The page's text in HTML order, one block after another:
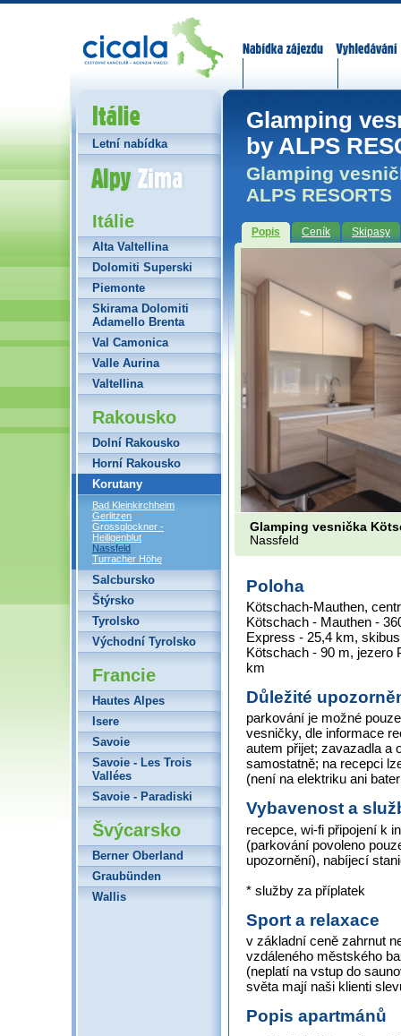
Glamping
by ALPS
Glamping
ALPS RESORTS
Popis Ceník Skipasy
Glamping vesnička
Nassfeld
Poloha
Kötschach-Mauthen,
Kötschach - Mauthen -
Express - 25,4 km,
Kötschach - 90 m, jezero
km
Důležité
parkování je možné
vesničky, dle informace
autem přijet; zavazadla a
samostatně; na recepci
(není na elektriku ani
Vybavenost a
recepce, wi-fi připojení k
(parkování povoleno
upozornění), nabíjecí
* služby za příplatek
Sport a relaxace
v základní ceně zahrnut
vzdáleného městského
(neplatí na vstup do
světa mají naši klienti
Popis apartmánů
Itálie
Letní nabídka
Alpy Zima
Itálie
Alta Valtellina
Dolomiti Superski
Piemonte
Skirama Dolomiti
Adamello Brenta
Val Camonica
Valle Aurina
Valtellina
Rakousko
Dolní Rakousko
Horní Rakousko
Korutany
Bad Kleinkirchheim
Gerlitzen
Grossglockner -
Heiligenblut
Nassfeld
Turracher Höhe
Salcbursko
Štýrsko
Tyrolsko
Východní Tyrolsko
Francie
Hautes Alpes
Isere
Savoie
Savoie - Les Trois
Vallées
Savoie - Paradiski
Švýcarsko
Berner Oberland
Graubünden
Wallis